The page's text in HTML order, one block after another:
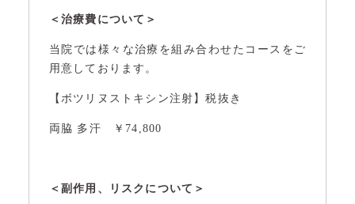
＜治療費について＞
当院では様々な治療を組み合わせたコースをご
用意しております。
【ボツリヌストキシン注射】税抜き
両脇 多汗 ￥74,800
＜副作用、リスクについて＞